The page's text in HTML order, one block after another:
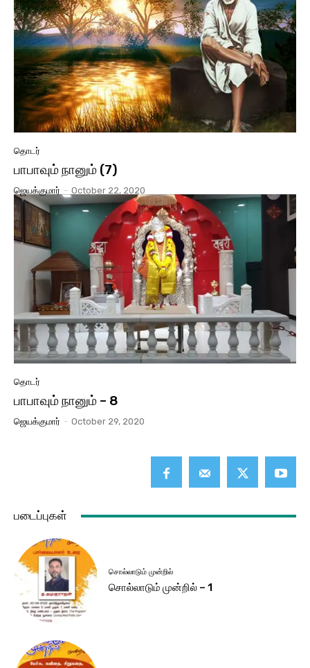
தொடர்
பாபாவும் நானும் (7)
ஜெயக்குமார் - October 22, 2020
தொடர்
பாபாவும் நானும் – 8
ஜெயக்குமார் - October 29, 2020
படைப்புகள்
சொல்லாடும் முன்றில்
சொல்லாடும் முன்றில் – 1